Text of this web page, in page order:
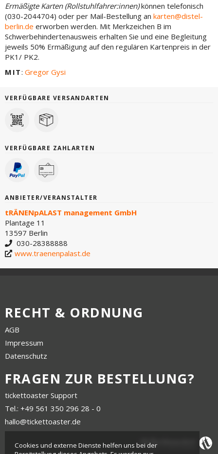
Ermäßigte Karten (Rollstuhlfahrer:innen)können telefonisch
(030-2044704) oder per Mail-Bestellung an karten@distel-
berlin.de erworben werden. Mit Merkzeichen B im
Schwerbehindertenausweis erhalten Sie und eine Begleitung
jeweils 50% Ermäßigung auf den regulären Kartenpreis in der
PK1/ PK2.
MIT: Gregor Gysi
VERFÜGBARE VERSANDARTEN
VERFÜGBARE ZAHLARTEN
ANBIETER/VERANSTALTER
tRÄNENpALAST management GmbH
Plantage 11
13597 Berlin
030-28388888
www.traenenpalast.de
RECHT & ORDNUNG
AGB
Impressum
Datenschutz
FRAGEN ZUR BESTELLUNG?
tickettoaster Support
Tel.: +49 561 350 296 28 - 0
hallo@tickettoaster.de
Cookies und externe Dienste helfen uns bei der